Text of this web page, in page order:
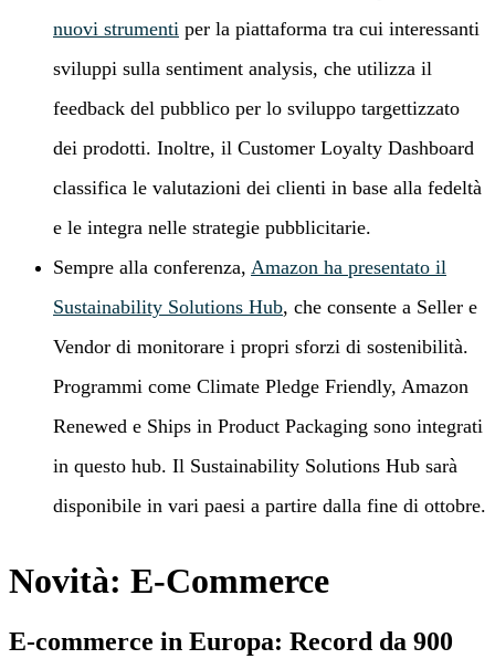
nuovi strumenti per la piattaforma tra cui interessanti
sviluppi sulla sentiment analysis, che utilizza il
feedback del pubblico per lo sviluppo targettizzato
dei prodotti. Inoltre, il Customer Loyalty Dashboard
classifica le valutazioni dei clienti in base alla fedeltà
e le integra nelle strategie pubblicitarie.
Sempre alla conferenza, Amazon ha presentato il
Sustainability Solutions Hub, che consente a Seller e
Vendor di monitorare i propri sforzi di sostenibilità.
Programmi come Climate Pledge Friendly, Amazon
Renewed e Ships in Product Packaging sono integrati
in questo hub. Il Sustainability Solutions Hub sarà
disponibile in vari paesi a partire dalla fine di ottobre.
Novità: E-Commerce
E-commerce in Europa: Record da 900